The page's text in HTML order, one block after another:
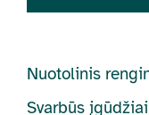
Nuotolinis
Svarbūs